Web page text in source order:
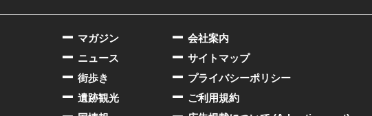
会社案内
サイトマップ
プライバシーポリシー
ご利用規約
マガジン
ニュース
街歩き
遺跡観光